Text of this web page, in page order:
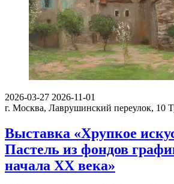
2026-03-27 2026-11-01
г. Москва, Лаврушинский переулок, 10
Выставка «Хрупкое
Пастель из фондов
начала XX века»